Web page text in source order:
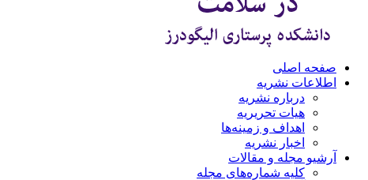
صفحه اصلی
اطلاعات نشریه
درباره نشریه
هیات تحریریه
اهداف و زمینه‌ها
اخبار نشریه
آرشیو مجله و مقالات
کلیه شماره‌های مجله